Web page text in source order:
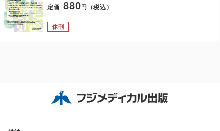
定価 880 円（税込）
休刊